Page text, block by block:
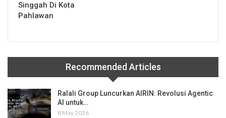
Singgah Di Kota
Pahlawan
Recommended Articles
Ralali Group Luncurkan AIRIN: Revolusi Agentic
AI untuk…
8 May 2026